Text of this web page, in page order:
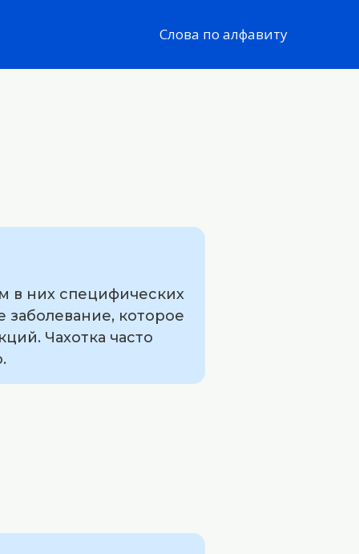
Слова по алфавиту
в них специфических
которое
Чахотка часто